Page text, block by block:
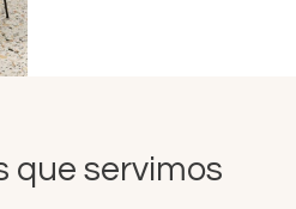
que servimos